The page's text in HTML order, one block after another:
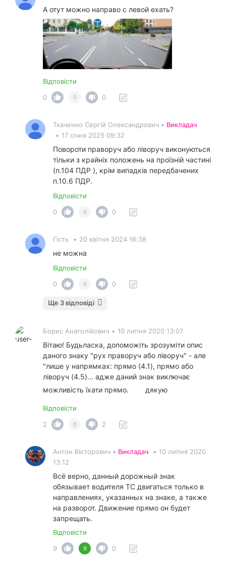
А отут можно направо с левой ехать?
Відповісти
0
0 0
Ткаченко Сергій Олександрович • Викладач
• 17 січня 2025 09:32
Повороти праворуч або ліворуч виконуються
тільки з крайніх положень на проїзній частині
(п.104 ПДР ), крім випадків передбачених
п.10.6 ПДР.
Відповісти
0
0 0
Гість • 20 квітня 2024 16:38
не можна
Відповісти
0
0 0
Ще 3 відповіді
Борис Анатолійович • 10 липня 2020 13:07
Вітаю! Будьласка, допоможіть зрозуміти опис
даного знаку "рух праворуч або ліворуч" - але
"лише у напрямках: прямо (4.1), прямо або
ліворуч (4.5)... адже даний знак виключає
можливість їхати прямо.
дякую
Відповісти
2
0 2
Антон Вікторович • Викладач • 10 липня 2020
13:12
Всё верно, данный дорожный знак
обязывает водителя ТС двигаться только в
направлениях, указанных на знаке, а также
на разворот. Движение прямо он будет
запрещать.
Відповісти
9
9 0